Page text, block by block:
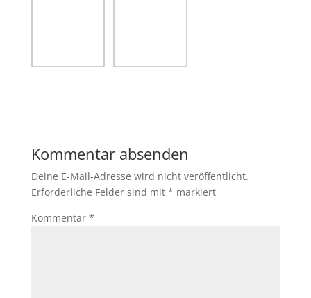
Kommentar absenden
Deine E-Mail-Adresse wird nicht veröffentlicht.
Erforderliche Felder sind mit * markiert
Kommentar *